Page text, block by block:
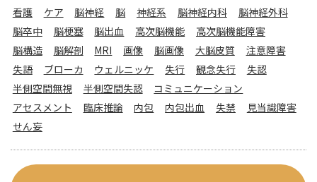
看護 ケア 脳神経 脳 神経系 脳神経内科
脳神経外科
脳卒中
脳梗塞 脳出血 高次脳機能
高次脳機能障害
脳構造
脳解剖 MRI 画像 脳画像 大脳皮質
注意障害
失語
ブローカ ウェルニッケ 失行 観念失行
失認
半側空間無視
半側空間失認
コミュニケーション
アセスメント
臨床推論 内包 内包出血 失禁
見当識障害
せん妄